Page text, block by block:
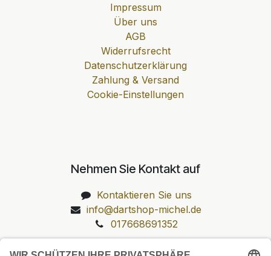
Impressum
Über uns
AGB
Widerrufsrecht
Datenschutzerklärung
Zahlung & Versand
Cookie-Einstellungen
Nehmen Sie Kontakt auf
Kontaktieren Sie uns
info@dartshop-michel.de
017668691352